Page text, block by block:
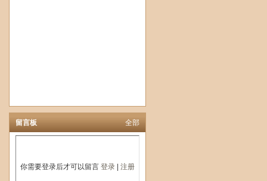
留言板 全部
你需要登录后才可以留言 登录 注册